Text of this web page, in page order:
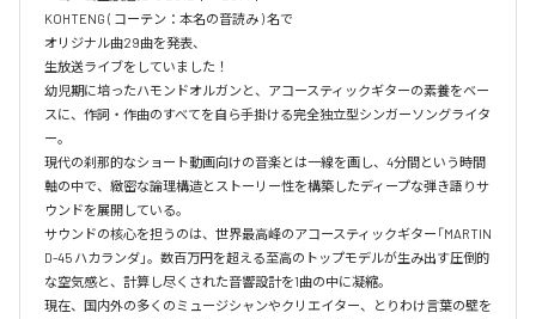
KOHTENG ( コーテン：本名の音読み ) 名で
オリジナル曲29曲を発表、
生放送ライブをしていました！
幼児期に培ったハモンドオルガンと、アコースティックギターの素養をベー
スに、作詞・作曲のすべてを自ら手掛ける完全独立型シンガーソングライタ
ー。
現代の刹那的なショート動画向けの音楽とは一線を画し、4分間という時間
軸の中で、緻密な論理構造とストーリー性を構築したディープな弾き語りサ
ウンドを展開している。
サウンドの核心を担うのは、世界最高峰のアコースティックギター「MARTIN
D-45 ハカランダ」。数百万円を超える至高のトップモデルが生み出す圧倒的
な空気感と、計算し尽くされた音響設計を1曲の中に凝縮。
現在、国内外の多くのミュージシャンやクリエイター、とりわけ言葉の壁を